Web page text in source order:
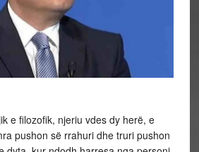
e filozofik, njeriu vdes dy herë, e
pushon së rrahuri dhe truri pushon